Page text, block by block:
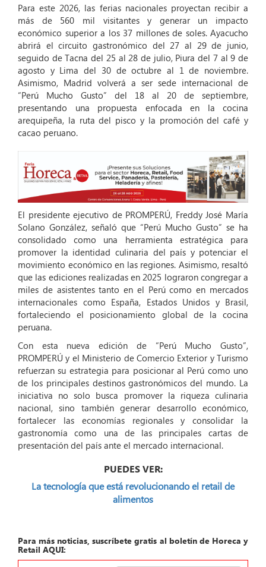
Para este 2026, las ferias nacionales proyectan recibir a
más de 560 mil visitantes y generar un impacto
económico superior a los 37 millones de soles. Ayacucho
abrirá el circuito gastronómico del 27 al 29 de junio,
seguido de Tacna del 25 al 28 de julio, Piura del 7 al 9 de
agosto y Lima del 30 de octubre al 1 de noviembre.
Asimismo, Madrid volverá a ser sede internacional de
“Perú Mucho Gusto” del 18 al 20 de septiembre,
presentando una propuesta enfocada en la cocina
arequipeña, la ruta del pisco y la promoción del café y
cacao peruano.
El presidente ejecutivo de PROMPERÚ, Freddy José María
Solano González, señaló que “Perú Mucho Gusto” se ha
consolidado como una herramienta estratégica para
promover la identidad culinaria del país y potenciar el
movimiento económico en las regiones. Asimismo, resaltó
que las ediciones realizadas en 2025 lograron congregar a
miles de asistentes tanto en el Perú como en mercados
internacionales como España, Estados Unidos y Brasil,
fortaleciendo el posicionamiento global de la cocina
peruana.
Con esta nueva edición de “Perú Mucho Gusto”,
PROMPERÚ y el Ministerio de Comercio Exterior y Turismo
refuerzan su estrategia para posicionar al Perú como uno
de los principales destinos gastronómicos del mundo. La
iniciativa no solo busca promover la riqueza culinaria
nacional, sino también generar desarrollo económico,
fortalecer las economías regionales y consolidar la
gastronomía como una de las principales cartas de
presentación del país ante el mercado internacional.
PUEDES VER:
La tecnología que está revolucionando el retail de
alimentos
Para más noticias, suscríbete gratis al boletín de Horeca y
Retail AQUI: